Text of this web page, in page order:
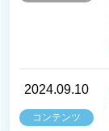
2024.09.10
コンテンツ